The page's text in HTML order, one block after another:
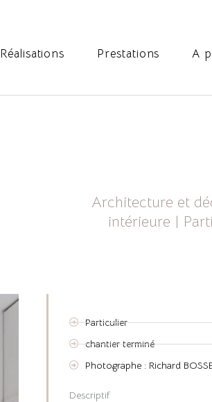
Réalisations Prestations A
Architecture et
intérieure |
Particulier
chantier terminé
Photographe : Richard
Descriptif